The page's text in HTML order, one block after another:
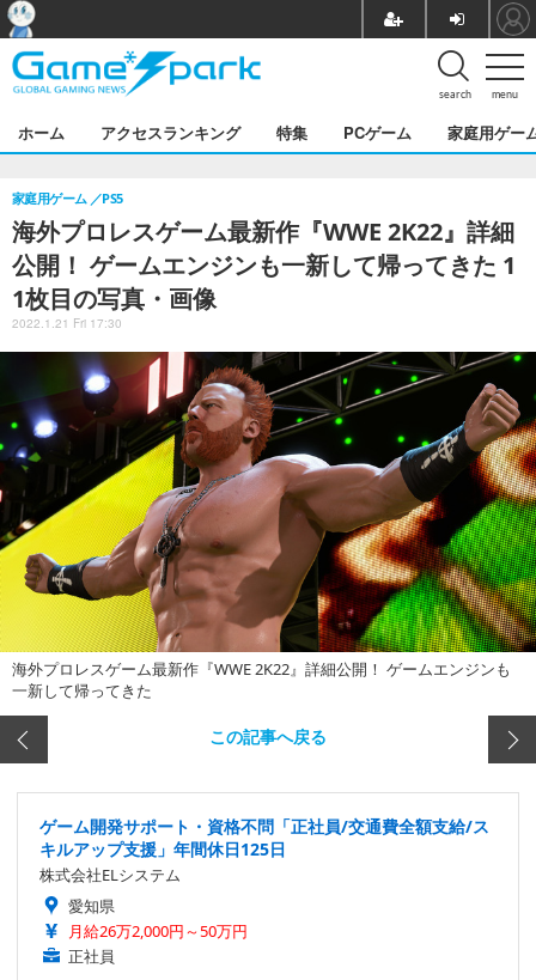
menu
search
ホーム アクセスランキング 特集 PCゲーム 家庭用ゲー
海外プロレスゲーム最新作『WWE 2K22』詳細
公開！ ゲームエンジンも一新して帰ってきた 1
1枚目の写真・画像
家庭用ゲーム PS5
2022.1.21 Fri 17:30
海外プロレスゲーム最新作『WWE 2K22』詳細公開！ ゲームエンジンも
一新して帰ってきた
この記事へ戻る
ゲーム開発サポート・資格不問「正社員/交通費全額支給/ス
キルアップ支援」年間休日125日
株式会社ELシステム
愛知県
月給26万2,000円～50万円
正社員